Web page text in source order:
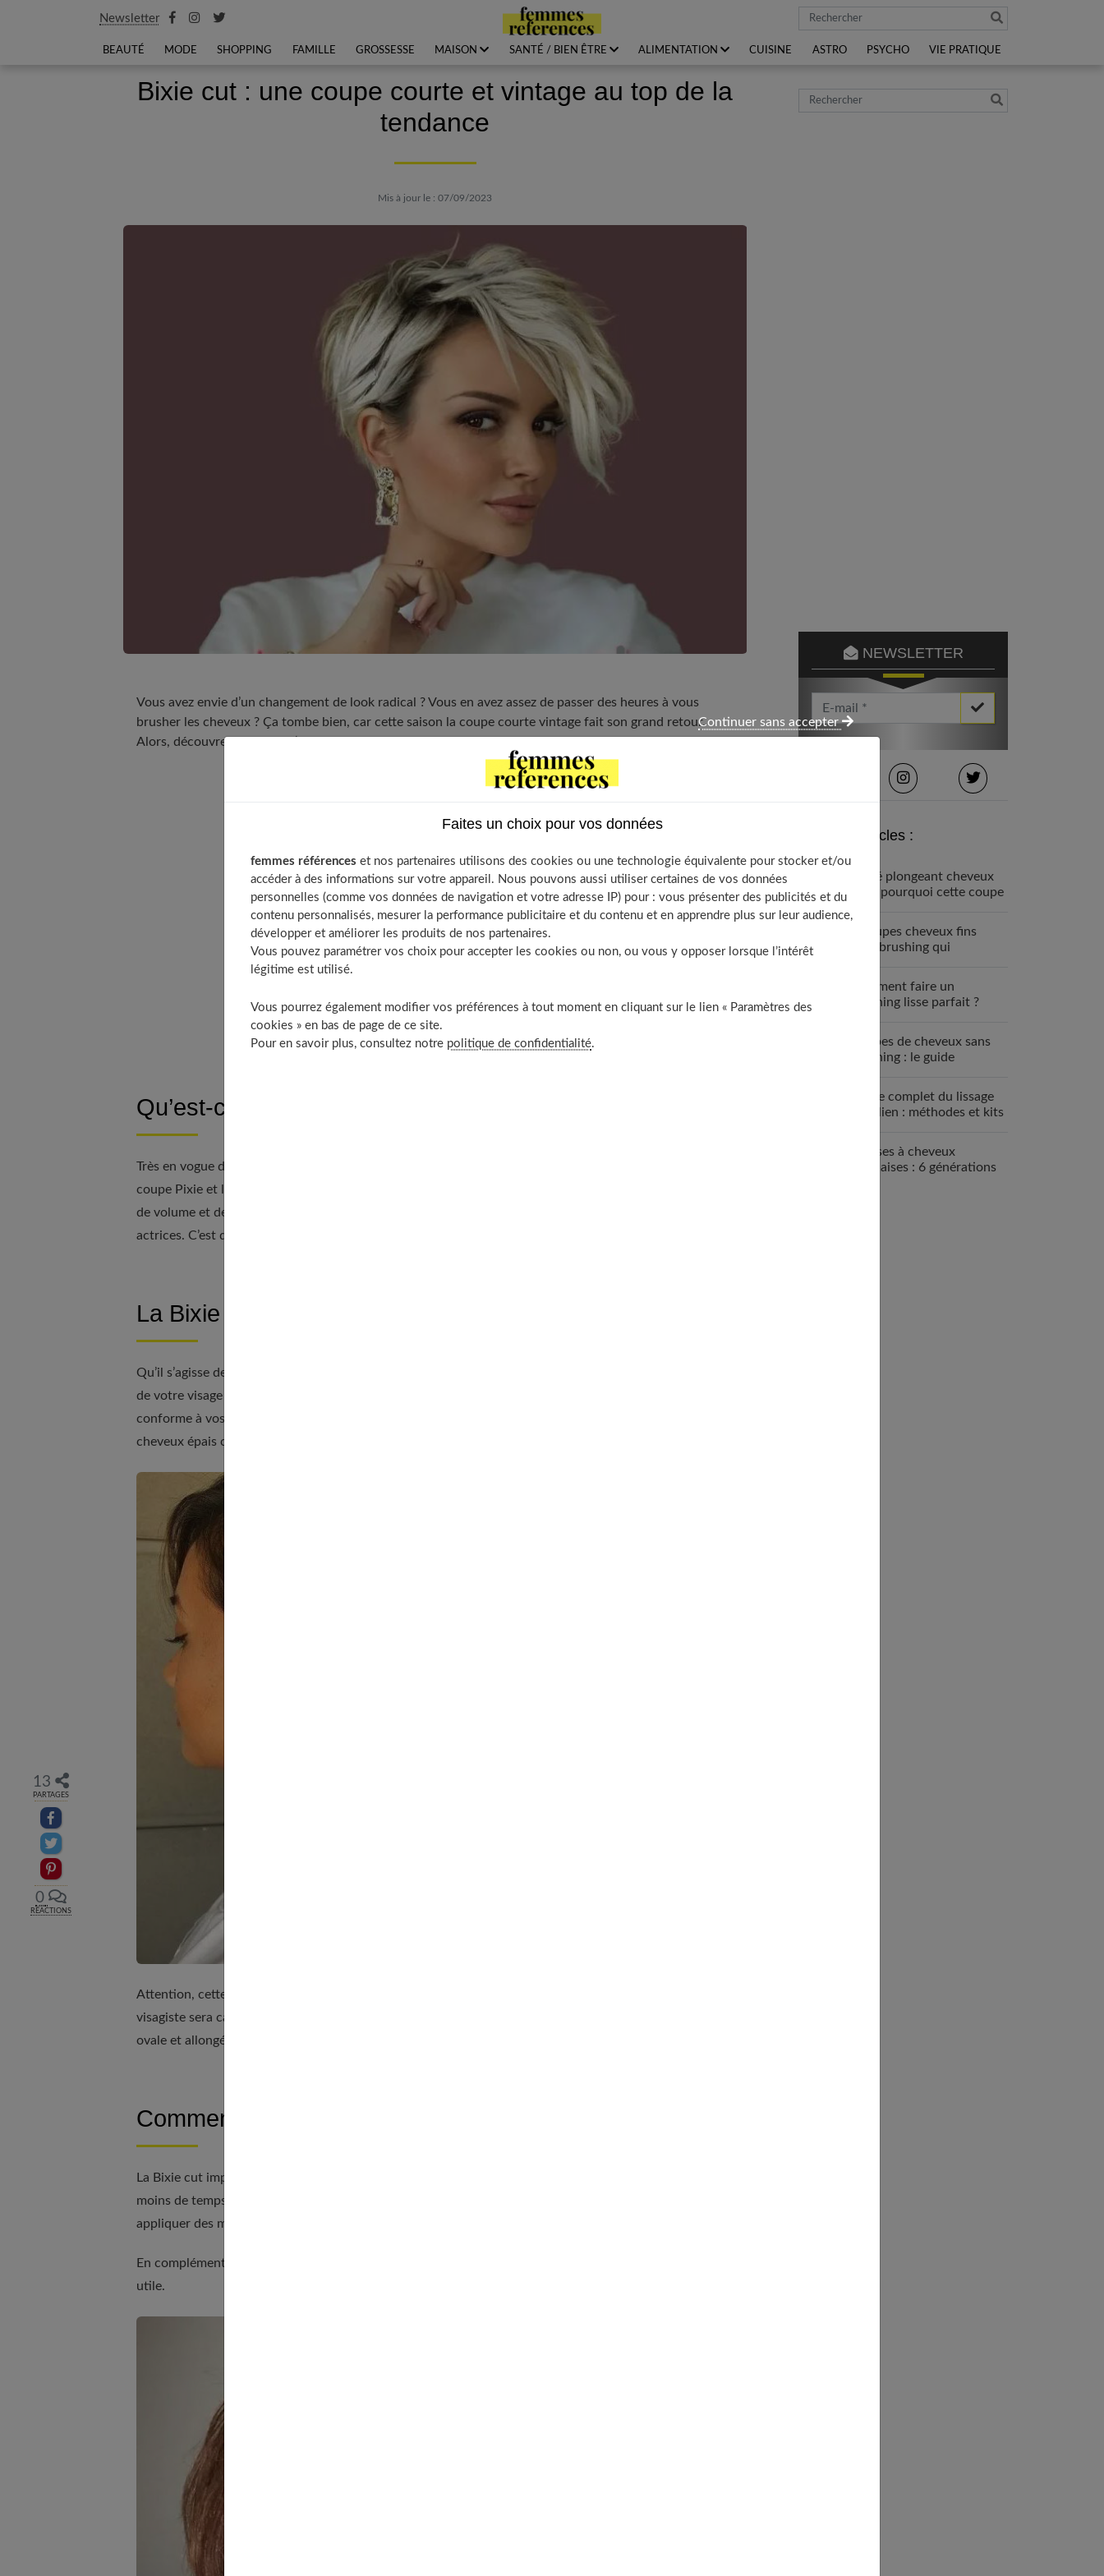
Newsletter Rechercher
BEAUTÉ MODE SHOPPING FAMILLE GROSSESSE MAISON SANTÉ / BIEN ÊTRE ALIMENTATION CUISINE ASTRO PSYCHO VIE PRATIQUE
Bixie cut : une coupe courte et vintage au top de la
tendance
Mis à jour le : 07/09/2023
Vous avez envie d’un changement de look radical ? Vous en avez assez de passer des heures à vous
brusher les cheveux ? Ça tombe bien, car cette saison la coupe courte vintage fait son grand retour.
Alors, découvrez tout ce qu’il faut savoir sur la
13
PARTAGES
Partager sur facebook
Partager sur Twitter
Epingler sur Pinterest
0
RÉACTIONS
La Bixie cut est-elle faite pour moi ?
​​Comment entretenir cette coupe courte ?
Quelques inspirations tendances pour adopter la Bixie cut
9. La Bixie cut met en valeur les cheveux crépus.
10. La Bixie cut est idéal pour les visages ovales et allongés.
À découvrir aussi
Qu’est-ce que la Bixie cut ?
Très en vogue dans les années 90, la Bixie cut est une
coupe Pixie et le bob. Le jeu des différentes longueurs selon les couches capillaires crée une sensation
de volume et de mouvement. Cette coupe très moderne a été remise au goût du jour par certaines
actrices. C’est d’ailleurs le look capillaire qu’adopte Úrsula Corberó, alias Tokyo, dans
La Bixie cut est-elle faite pour moi ?
Qu’il s’agisse de la Bixie cut ou d’une autre coupe, il est important de prendre en considération la forme
de votre visage et la nature de vos cheveux. Ainsi, vous avez la certitude d’obtenir un résultat optimal
conforme à vos attentes. Au niveau de la texture capillaire, la Bixie cut s’adapte à tous les types : aux
cheveux épais comme aux fins, aux lisses comme aux bouclés.
Attention, cette coupe ne convient pas vraiment aux visages ronds ou ovales, mais votre coiffeur
visagiste sera capable de vous conseiller sur ce point. En revanche, si votre morphologie faciale est
ovale et allongée, alors vous pouvez foncer.
​​Comment entretenir cette coupe courte ?
La Bixie cut impose beaucoup moins de soin qu’une coupe longue. En effet, vous passez nettement
moins de temps à vous sécher et à vous lisser les cheveux. De même, vous n’avez plus besoin de vous
appliquer des masques capillaires, du sérum pour les pointes et de l'après-shampoing.
En complément, notre article sur
utile.
Rechercher
NEWSLETTER
Votre Email *
Derniers articles :
Carré plongeant cheveux
fins : pourquoi cette coupe
7 coupes cheveux fins
sans brushing qui
Comment faire un
brushing lisse parfait ?
Coupes de cheveux sans
brushing : le guide
Guide complet du lissage
brésilien : méthodes et kits
Brosses à cheveux
françaises : 6 générations
Faites un choix pour vos données
femmes références et nos partenaires utilisons des cookies ou une technologie équivalente pour stocker et/ou
accéder à des informations sur votre appareil. Nous pouvons aussi utiliser certaines de vos données
personnelles (comme vos données de navigation et votre adresse IP) pour : vous présenter des publicités et du
contenu personnalisés, mesurer la performance publicitaire et du contenu et en apprendre plus sur leur audience,
développer et améliorer les produits de nos partenaires.
Vous pouvez paramétrer vos choix pour accepter les cookies ou non, ou vous y opposer lorsque l’intérêt
légitime est utilisé.
Vous pourrez également modifier vos préférences à tout moment en cliquant sur le lien « Paramètres des
cookies » en bas de page de ce site.
Pour en savoir plus, consultez notre politique de confidentialité.
Continuer sans accepter